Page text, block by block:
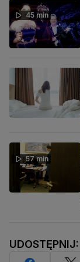
45 min
57 min
UDOSTĘPNIJ: